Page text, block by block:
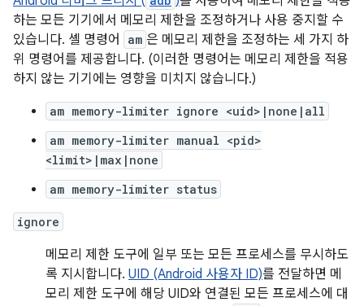
하는 모든 기기에서 메모리 제한을 조정하거나 사용 중지할 수
있습니다. 셸 명령어
am 은 메모리 제한을 조정하는 세 가지 하
위 명령어를 제공합니다. (이러한 명령어는 메모리 제한을 적용
하지 않는 기기에는 영향을 미치지 않습니다.)
am memory-limiter ignore <uid>|none|all
am memory-limiter manual <pid>
<limit>|max|none
am memory-limiter status
ignore
메모리 제한 도구에 일부 또는 모든 프로세스를 무시하도
록 지시합니다. UID (Android 사용자 ID)를 전달하면 메
모리 제한 도구에 해당 UID와 연결된 모든 프로세스에 대